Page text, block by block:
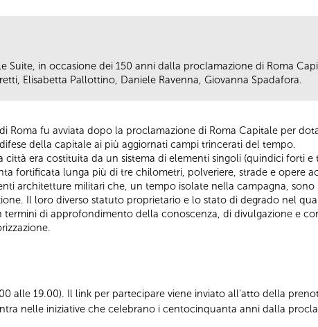
Suite, in occasione dei 150 anni dalla proclamazione di Roma
Elisabetta Pallottino, Daniele Ravenna, Giovanna Spadafora.
Roma fu avviata dopo la proclamazione di Roma Capitale per
della capitale ai più aggiornati campi trincerati del tempo.
era costituita da un sistema di elementi singoli (quindici forti e
fortificata lunga più di tre chilometri, polveriere, strade e opere
architetture militari che, un tempo isolate nella campagna, sono
Il loro diverso statuto proprietario e lo stato di degrado nel
di approfondimento della conoscenza, di divulgazione e
alle 19.00). Il link per partecipare viene inviato all'atto della
nelle iniziative che celebrano i centocinquanta anni dalla